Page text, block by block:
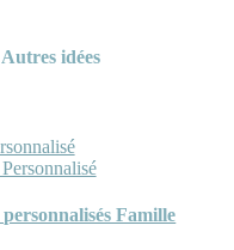
Autres idées
Famille